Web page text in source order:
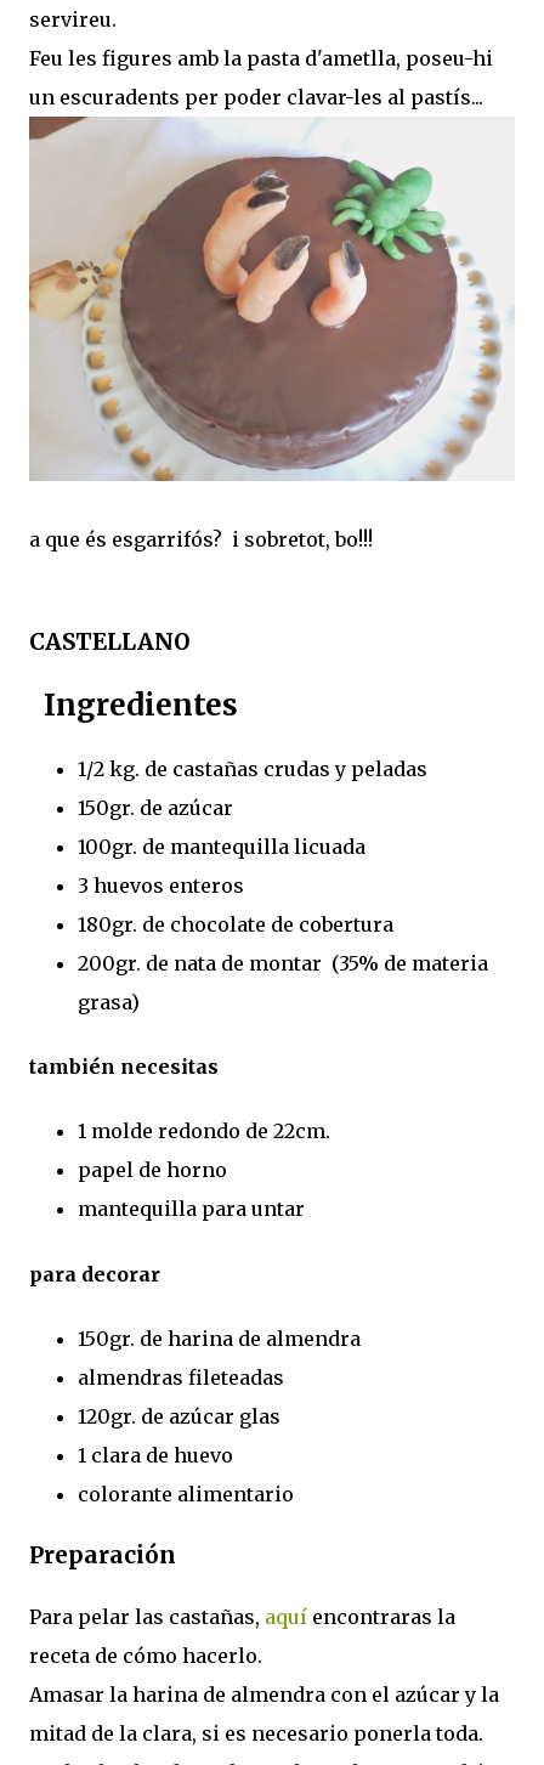
servireu.
Feu les figures amb la pasta d'ametlla, poseu-hi
un escuradents per poder clavar-les al pastís...
a que és esgarrifós? i sobretot, bo!!!
CASTELLANO
Ingredientes
1/2 kg. de castañas crudas y peladas
150gr. de azúcar
100gr. de mantequilla licuada
3 huevos enteros
180gr. de chocolate de cobertura
200gr. de nata de montar (35% de materia
grasa)
también necesitas
1 molde redondo de 22cm.
papel de horno
mantequilla para untar
para decorar
150gr. de harina de almendra
almendras fileteadas
120gr. de azúcar glas
1 clara de huevo
colorante alimentario
Preparación
Para pelar las castañas, aquí encontraras la
receta de cómo hacerlo.
Amasar la harina de almendra con el azúcar y la
mitad de la clara, si es necesario ponerla toda.